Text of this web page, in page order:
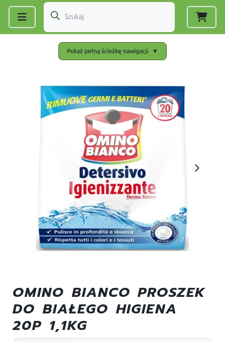
Pokaż pełną ścieżkę nawigacji ▼
OMINO BIANCO PROSZEK
DO BIAŁEGO HIGIENA
20P 1,1KG